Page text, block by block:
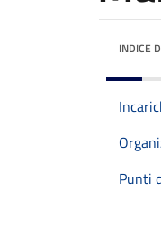
INDICE
Punti